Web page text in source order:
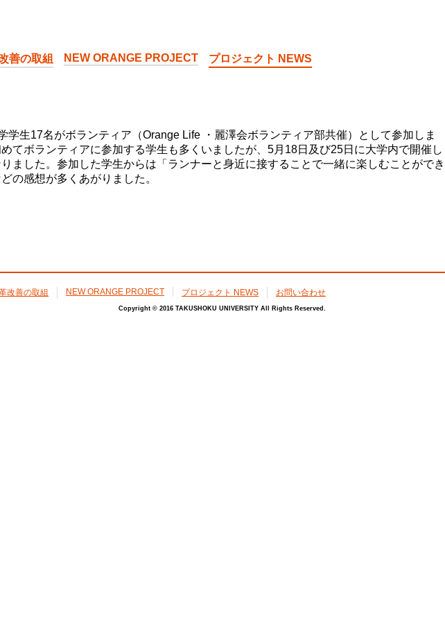
善の取組 NEW ORANGE PROJECT プロジェクト NEWS
生17名がボランティア（Orange Life ・麗澤会ボランティア部共催）として参加しま
てボランティアに参加する学生も多くいましたが、5月18日及び25日に大学内で開催し
した。参加した学生からは「ランナーと身近に接することで一緒に楽しむことができ
の感想が多くあがりました。
改善の取組 NEW ORANGE PROJECT プロジェクト NEWS お問い合わせ
Copyright © 2016 TAKUSHOKU UNIVERSITY All Rights Reserved.